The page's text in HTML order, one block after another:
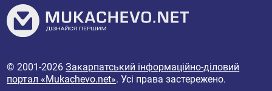
© 2001-2026Закарпатський інформаційно-діловий
портал «Mukachevo.net». Усі права застережено.